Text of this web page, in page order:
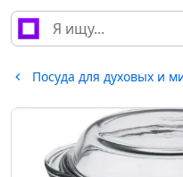
Посуда для духовых и